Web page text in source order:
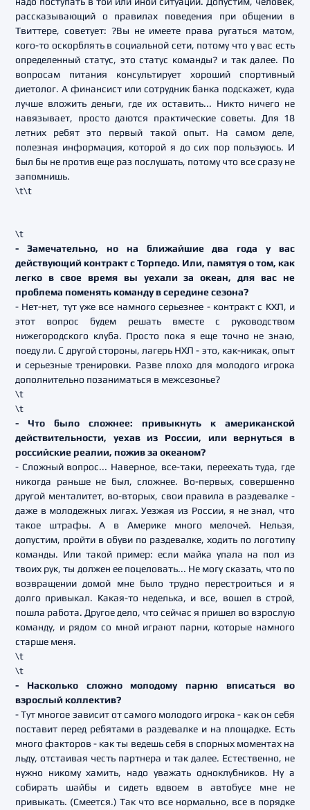
рассказывающий о правилах поведения при общении в
Твиттере, советует: ?Вы не имеете права ругаться матом,
кого-то оскорблять в социальной сети, потому что у вас есть
определенный статус, это статус команды? и так далее. По
вопросам питания консультирует хороший спортивный
диетолог. А финансист или сотрудник банка подскажет, куда
лучше вложить деньги, где их оставить... Никто ничего не
навязывает, просто даются практические советы. Для 18
летних ребят это первый такой опыт. На самом деле,
полезная информация, которой я до сих пор пользуюсь. И
был бы не против еще раз послушать, потому что все сразу не
запомнишь.
\t\t
\t
- Замечательно, но на ближайшие два года у вас
действующий контракт с Торпедо. Или, памятуя о том, как
легко в свое время вы уехали за океан, для вас не
проблема поменять команду в середине сезона?
- Нет-нет, тут уже все намного серьезнее - контракт с КХЛ, и
этот вопрос будем решать вместе с руководством
нижегородского клуба. Просто пока я еще точно не знаю,
поеду ли. С другой стороны, лагерь НХЛ - это, как-никак, опыт
и серьезные тренировки. Разве плохо для молодого игрока
дополнительно позаниматься в межсезонье?
\t
\t
- Что было сложнее: привыкнуть к американской
действительности, уехав из России, или вернуться в
российские реалии, пожив за океаном?
- Сложный вопрос... Наверное, все-таки, переехать туда, где
никогда раньше не был, сложнее. Во-первых, совершенно
другой менталитет, во-вторых, свои правила в раздевалке -
даже в молодежных лигах. Уезжая из России, я не знал, что
такое штрафы. А в Америке много мелочей. Нельзя,
допустим, пройти в обуви по раздевалке, ходить по логотипу
команды. Или такой пример: если майка упала на пол из
твоих рук, ты должен ее поцеловать... Не могу сказать, что по
возвращении домой мне было трудно перестроиться и я
долго привыкал. Какая-то неделька, и все, вошел в строй,
пошла работа. Другое дело, что сейчас я пришел во взрослую
команду, и рядом со мной играют парни, которые намного
старше меня.
\t
\t
- Насколько сложно молодому парню вписаться во
взрослый коллектив?
- Тут многое зависит от самого молодого игрока - как он себя
поставит перед ребятами в раздевалке и на площадке. Есть
много факторов - как ты ведешь себя в спорных моментах на
льду, отстаивая честь партнера и так далее. Естественно, не
нужно никому хамить, надо уважать одноклубников. Ну а
собирать шайбы и сидеть вдвоем в автобусе мне не
привыкать. (Смеется.) Так что все нормально, все в порядке